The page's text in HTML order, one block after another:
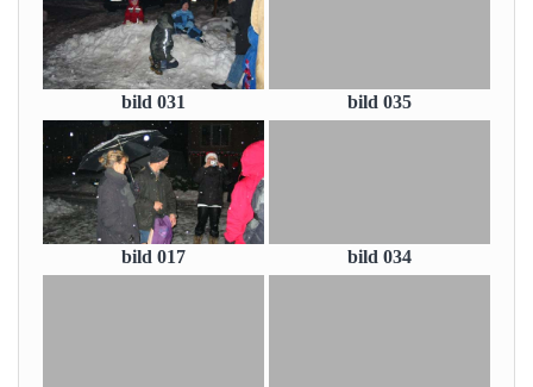
bild 031 bild 035
bild 017 bild 034